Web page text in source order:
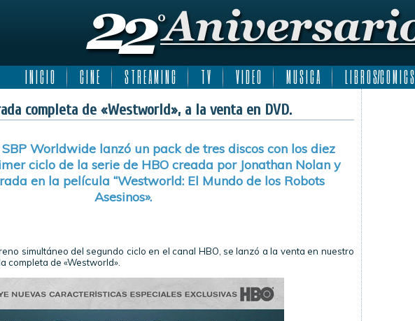
I N I C I O C I N E S T R E A M I N G T V V I D E O M U S I C A L I B R O S/C O M I C S
completa de «Westworld», a la venta en DVD.
Worldwide lanzó un pack de tres discos con los diez
ciclo de la serie de HBO creada por Jonathan Nolan y
en la película “Westworld: El Mundo de los Robots
Asesinos».
simultáneo del segundo ciclo en el canal HBO, se lanzó a la venta en nuestro
completa de «Westworld».